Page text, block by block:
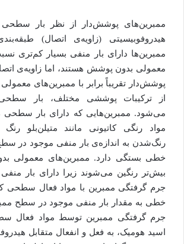
هیدروفوبیسیتی (زاویه‌ی اتصال)
ممبرین‌ها دارای بار منفی بسیار کم‌تری
معمولی بدون پوشش هستند، اما زاویه‌ی
پوشش‌دار تقریباً برابر با ممبرین‌های
از ترکیبات پوششی مختلف، بار
می‌شود. ممبرین‌هایی که دارای بار سطحی
مواد رنگی کاتیونی مانند متیلن‌بلو
رنگ‌شدن به اندازه‌ی بار منفی موجود در
خطی بستگی دارد. ممبرین‌های معمولی
بیش‌تر رنگین می‌شوند زیرا دارای بار
جرم گرفتگی ممبرین با مواد فعال سطحی
خطی به مقدار بار منفی موجود در سطح
جرم گرفتگی ممبرین توسط مواد فعال
اسید هومیک، به فعل و انفعال متقابل